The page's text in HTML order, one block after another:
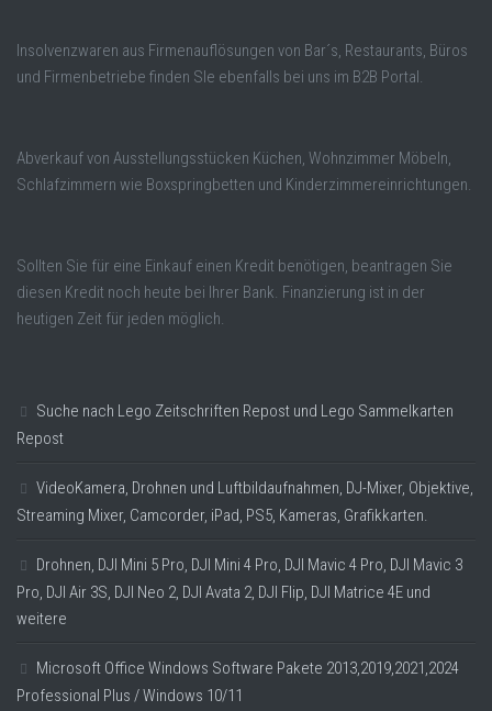
Insolvenzwaren aus Firmenauflösungen von Bar´s, Restaurants, Büros
und Firmenbetriebe finden SIe ebenfalls bei uns im B2B Portal.
Abverkauf von Ausstellungsstücken Küchen, Wohnzimmer Möbeln,
Schlafzimmern wie Boxspringbetten und Kinderzimmereinrichtungen.
Sollten Sie für eine Einkauf einen Kredit benötigen, beantragen Sie
diesen Kredit noch heute bei Ihrer Bank. Finanzierung ist in der
heutigen Zeit für jeden möglich.
Suche nach Lego Zeitschriften Repost und Lego Sammelkarten
Repost
VideoKamera, Drohnen und Luftbildaufnahmen, DJ-Mixer, Objektive,
Streaming Mixer, Camcorder, iPad, PS5, Kameras, Grafikkarten.
Drohnen, DJI Mini 5 Pro, DJI Mini 4 Pro, DJI Mavic 4 Pro, DJI Mavic 3
Pro, DJI Air 3S, DJI Neo 2, DJI Avata 2, DJI Flip, DJI Matrice 4E und
weitere
Microsoft Office Windows Software Pakete 2013,2019,2021,2024
Professional Plus / Windows 10/11